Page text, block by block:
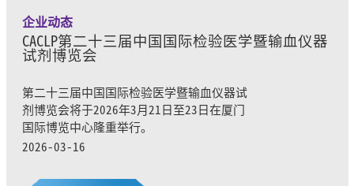
企业动态
CACLP第二十三届中国国际检验医学暨输血仪器
试剂博览会
第二十三届中国国际检验医学暨输血仪器试
剂博览会将于2026年3月21日至23日在厦门
国际博览中心隆重举行。
2026-03-16